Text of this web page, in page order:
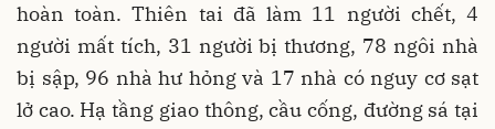
hoàn toàn. Thiên tai đã làm 11 người chết, 4
người mất tích, 31 người bị thương, 78 ngôi nhà
bị sập, 96 nhà hư hỏng và 17 nhà có nguy cơ sạt
lở cao. Hạ tầng giao thông, cầu cống, đường sá tại